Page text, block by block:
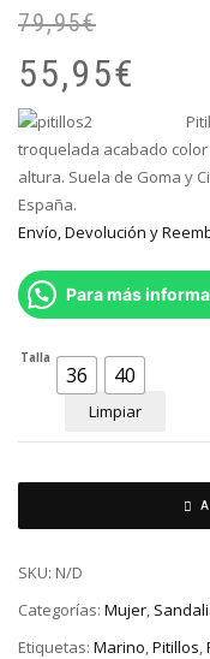
79,95€
55,95€
troquelada acabado color
altura. Suela de Goma y
España.
Envío, Devolución y
Para más
Talla
36 40
Limpiar
SKU: N/D
Categorías: Mujer,
Etiquetas: Marino,Pitillos,